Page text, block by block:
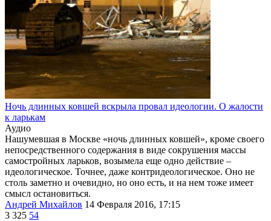
Ночь длинных ковшей вскрыла провал идеологии. О жалости
к ларькам
Аудио
Нашумевшая в Москве «ночь длинных ковшей», кроме своего
непосредственного содержания в виде сокрушения массы
самостройных ларьков, возымела еще одно действие –
идеологическое. Точнее, даже контридеологическое. Оно не
столь заметно и очевидно, но оно есть, и на нем тоже имеет
смысл остановиться.
Андрей Михайлов 14 Февраля 2016, 17:15
3 325 54